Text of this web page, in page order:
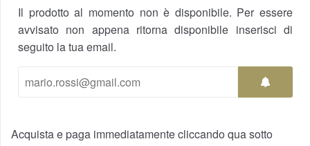
Il prodotto al momento non è disponibile. Per essere
avvisato non appena ritorna disponibile inserisci di
seguito la tua email.
Acquista e paga immediatamente cliccando qua sotto